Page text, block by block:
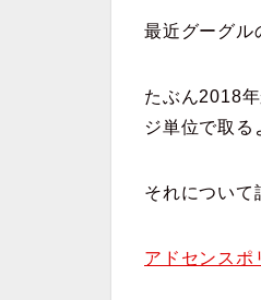
最近グーグル
たぶん2018
ジ単位で取る
それについて
アドセンスポ